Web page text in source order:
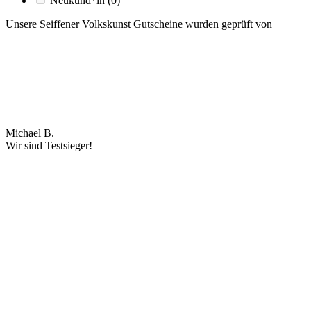
Unsere Seiffener Volkskunst Gutscheine wurden geprüft von
Michael B.
Wir sind Testsieger!